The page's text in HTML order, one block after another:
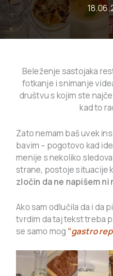
Beleženje sastojaka
fotkanje i snimanje
društvu s kojim ste
kad to
Zato nemam baš uvek
bavim – pogotovo kad
menije s nekoliko
strane, postoje situacije
zločin da ne napišem ni
Ako sam odlučila da i da
tvrdim da taj tekst treba
se samo mog “gastro